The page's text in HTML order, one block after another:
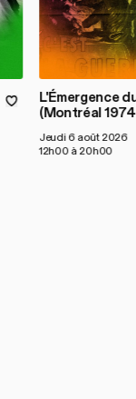
L'Émergence
(Montréal
Jeudi 6 août 2026
12h00 à 20h00